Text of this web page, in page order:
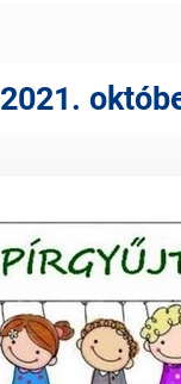
2021.